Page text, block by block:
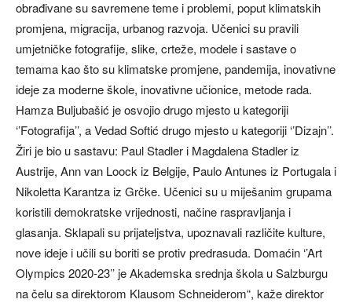
obrađivane su savremene teme i problemi, poput klimatskih
promjena, migracija, urbanog razvoja. Učenici su pravili
umjetničke fotografije, slike, crteže, modele i sastave o
temama kao što su klimatske promjene, pandemija, inovativne
ideje za moderne škole, inovativne učionice, metode rada.
Hamza Buljubašić je osvojio drugo mjesto u kategoriji
‘’Fotografija’’, a Vedad Softić drugo mjesto u kategoriji ‘’Dizajn’’.
Žiri je bio u sastavu: Paul Stadler i Magdalena Stadler iz
Austrije, Ann van Loock iz Belgije, Paulo Antunes iz Portugala i
Nikoletta Karantza iz Grčke. Učenici su u miješanim grupama
koristili demokratske vrijednosti, načine raspravljanja i
glasanja. Sklapali su prijateljstva, upoznavali različite kulture,
nove ideje i učili su boriti se protiv predrasuda. Domaćin ‘’Art
Olympics 2020-23’’ je Akademska srednja škola u Salzburgu
na čelu sa direktorom Klausom Schneiderom“, kaže direktor